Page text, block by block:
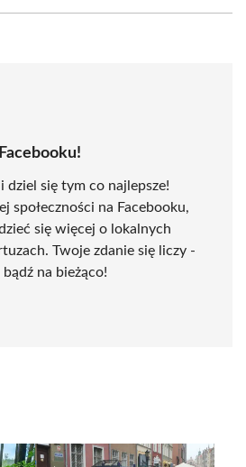
się tym co najlepsze!
społeczności na Facebooku,
się więcej o lokalnych
Twoje zdanie się liczy -
na bieżąco!